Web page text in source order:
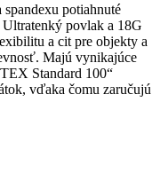
potiahnuté
povlak a 18G
a cit pre objekty a
Majú vynikajúce
Standard 100“
vďaka čomu zaručujú